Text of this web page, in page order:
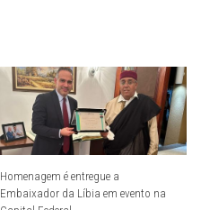
Homenagem é entregue a
Embaixador da Líbia em evento na